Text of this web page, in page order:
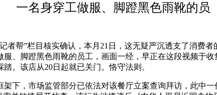
一名身穿工做服、脚蹬黑色雨靴的员
”栏目核实确认，本月21日，这无疑严沉透支了消费者
、脚蹬黑色雨靴的员工，画面一经，早正在这段视频于
。该店从20日起就已关门。恪守法则、
，市场监管部分已依法对该餐厅立案查询拜访，此中一